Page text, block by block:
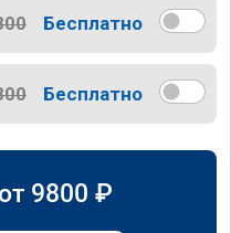
Бесплатно
Бесплатно
9800 ₽